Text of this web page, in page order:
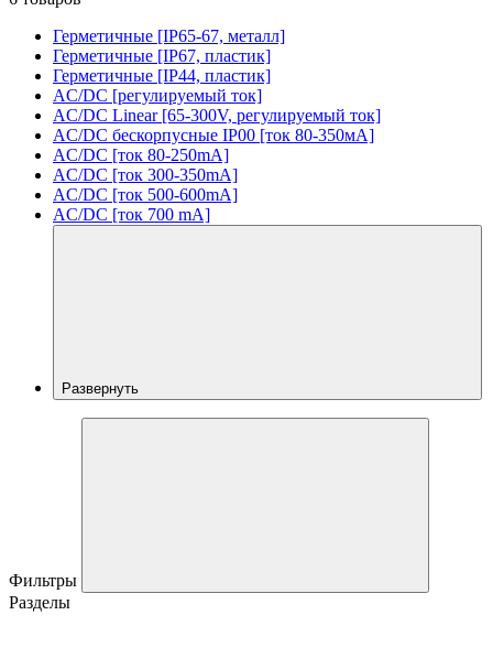
Герметичные [IP65-67, металл]
Герметичные [IP67, пластик]
Герметичные [IP44, пластик]
AC/DC [регулируемый ток]
AC/DC Linear [65-300V, регулируемый ток]
AC/DC бескорпусные IP00 [ток 80-350мА]
AC/DC [ток 80-250mA]
AC/DC [ток 300-350mA]
AC/DC [ток 500-600mA]
AC/DC [ток 700 mA]
Развернуть
Фильтры
Разделы